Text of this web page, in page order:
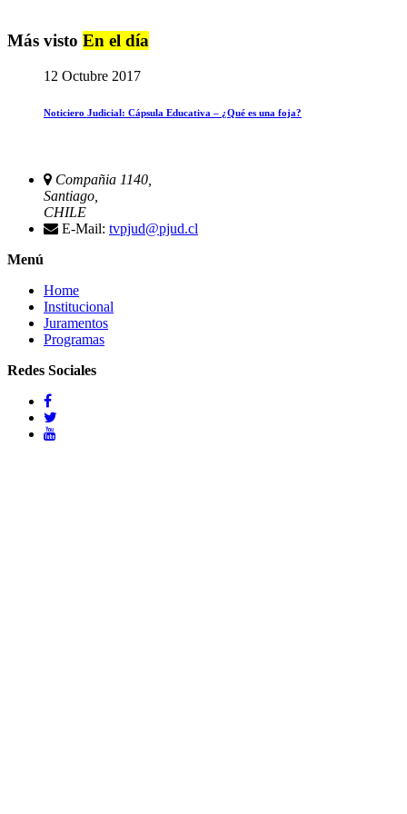
Más visto En el día
12 Octubre 2017
Noticiero Judicial: Cápsula Educativa – ¿Qué es una foja?
Compañia 1140,
Santiago,
CHILE
E-Mail: tvpjud@pjud.cl
Menú
Home
Institucional
Juramentos
Programas
Redes Sociales